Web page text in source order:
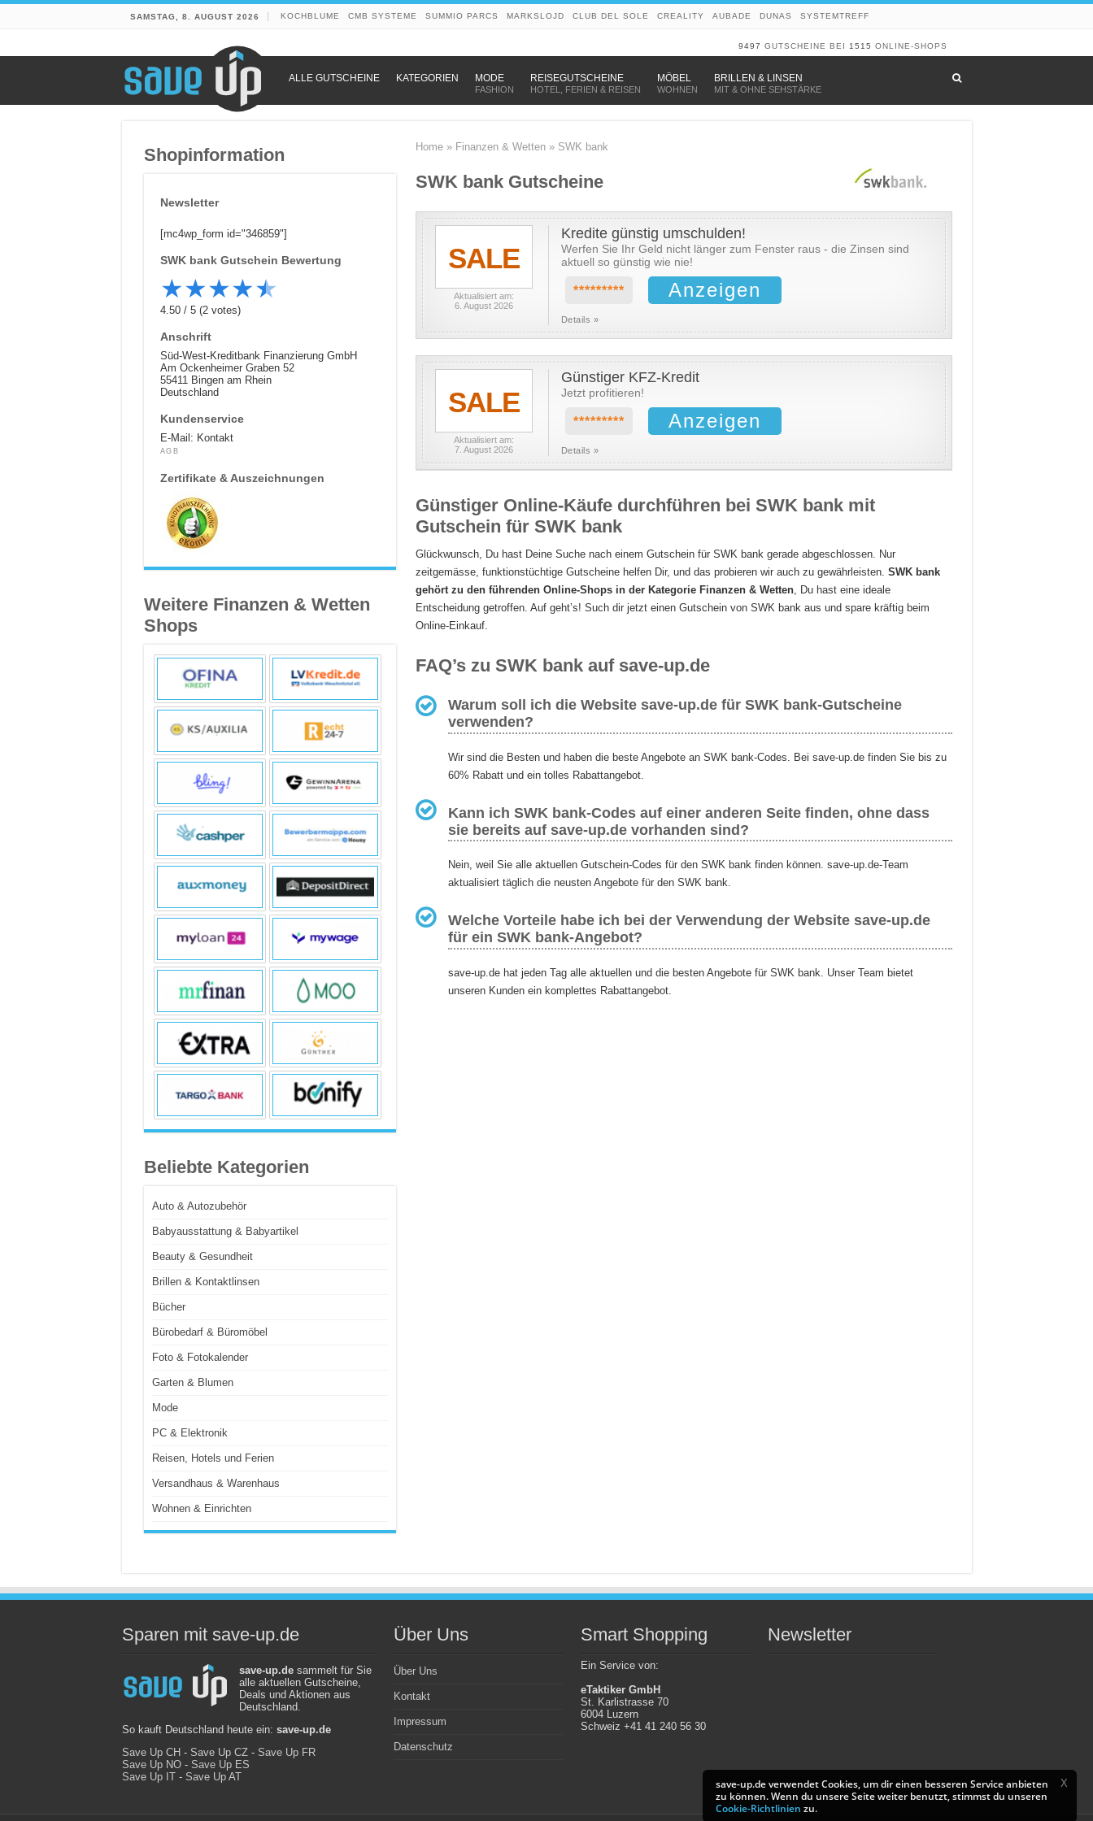
X
save-up.de verwendet Cookies, um dir einen besseren Service anbieten
zu können. Wenn du unsere Seite weiter benutzt, stimmst du unseren
Cookie-Richtlinien zu.
SAMSTAG, 8. AUGUST 2026 KOCHBLUME CMB SYSTEME SUMMIO PARCS MARKSLOJD CLUB DEL SOLE CREALITY AUBADE DUNAS SYSTEMTREFF
9497 GUTSCHEINE BEI 1515 ONLINE-SHOPS
ALLE GUTSCHEINE KATEGORIEN MODE–
FASHION
REISEGUTSCHEINE–
HOTEL, FERIEN & REISEN
MÖBEL –
WOHNEN
BRILLEN & LINSEN
MIT & OHNE SEHSTÄRKE
Home» Finanzen & Wetten» SWK bank
SWK bank Gutscheine
SALE
Aktualisiert am:
6. August 2026
Kredite günstig umschulden!
Werfen Sie Ihr Geld nicht länger zum Fenster raus - die Zinsen sind
aktuell so günstig wie nie!
********* Anzeigen
Details »
SALE
Aktualisiert am:
7. August 2026
Günstiger KFZ-Kredit
Jetzt profitieren!
********* Anzeigen
Details »
Günstiger Online-Käufe durchführen bei SWK bank mit
Gutschein für SWK bank
Glückwunsch, Du hast Deine Suche nach einem Gutschein für SWK bank gerade abgeschlossen. Nur
zeitgemässe, funktionstüchtige Gutscheine helfen Dir, und das probieren wir auch zu gewährleisten. SWK bank
gehört zu den führenden Online-Shops in der Kategorie Finanzen & Wetten, Du hast eine ideale
Entscheidung getroffen. Auf geht’s! Such dir jetzt einen Gutschein von SWK bank aus und spare kräftig beim
Online-Einkauf.
FAQ’s zu SWK bank auf save-up.de
Warum soll ich die Website save-up.de für SWK bank-Gutscheine
verwenden?
Wir sind die Besten und haben die beste Angebote an SWK bank-Codes. Bei save-up.de finden Sie bis zu
60% Rabatt und ein tolles Rabattangebot.
Kann ich SWK bank-Codes auf einer anderen Seite finden, ohne dass
sie bereits auf save-up.de vorhanden sind?
Nein, weil Sie alle aktuellen Gutschein-Codes für den SWK bank finden können. save-up.de-Team
aktualisiert täglich die neusten Angebote für den SWK bank.
Welche Vorteile habe ich bei der Verwendung der Website save-up.de
für ein SWK bank-Angebot?
save-up.de hat jeden Tag alle aktuellen und die besten Angebote für SWK bank. Unser Team bietet
unseren Kunden ein komplettes Rabattangebot.
Shopinformation
Newsletter
[mc4wp_form id="346859"]
SWK bankGutschein Bewertung
★★★★★
4.50 / 5(2votes)
Anschrift
Süd-West-Kreditbank Finanzierung GmbH
Am Ockenheimer Graben 52
55411 Bingen am Rhein
Deutschland
Kundenservice
E-Mail: Kontakt
AGB
Zertifikate & Auszeichnungen
Weitere Finanzen & Wetten
Shops
Beliebte Kategorien
Auto & Autozubehör
Babyausstattung & Babyartikel
Beauty & Gesundheit
Brillen & Kontaktlinsen
Bücher
Bürobedarf & Büromöbel
Foto & Fotokalender
Garten & Blumen
Mode
PC & Elektronik
Reisen, Hotels und Ferien
Versandhaus & Warenhaus
Wohnen & Einrichten
Sparen mit save-up.de
save-up.de sammelt für Sie
alle aktuellen Gutscheine,
Deals und Aktionen aus
Deutschland.
So kauft Deutschland heute ein: save-up.de
Save Up CH - Save Up CZ- Save Up FR
Save Up NO- Save Up ES
Save Up IT- Save Up AT
Über Uns
Über Uns
Kontakt
Impressum
Datenschutz
Smart Shopping
Ein Service von:
eTaktiker GmbH
St. Karlistrasse 70
6004 Luzern
Schweiz +41 41 240 56 30
Newsletter